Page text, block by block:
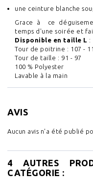
une ceinture blanche
Grace à ce
temps d'une soirée et
Disponible en taille L :
Tour de poitrine : 107 -
Tour de taille : 91 - 97
100 % Polyester
Lavable à la main
AVIS
Aucun avis n'a été publié
4 AUTRES
CATÉGORIE :